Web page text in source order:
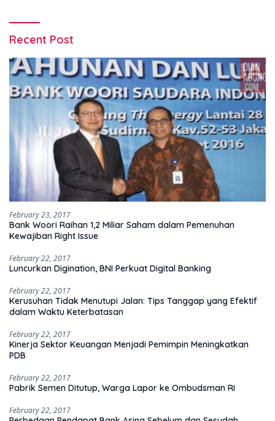
Recent Post
February 23, 2017
Bank Woori Raihan 1,2 Miliar Saham dalam Pemenuhan
Kewajiban Right Issue
February 22, 2017
Luncurkan Digination, BNI Perkuat Digital Banking
February 22, 2017
Kerusuhan Tidak Menutupi Jalan: Tips Tanggap yang Efektif
dalam Waktu Keterbatasan
February 22, 2017
Kinerja Sektor Keuangan Menjadi Pemimpin Meningkatkan
PDB
February 22, 2017
Pabrik Semen Ditutup, Warga Lapor ke Ombudsman RI
February 22, 2017